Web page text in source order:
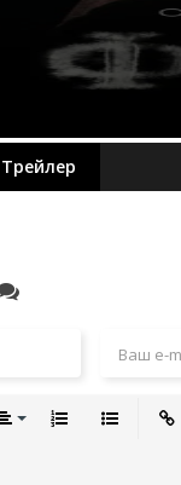
Трейлер